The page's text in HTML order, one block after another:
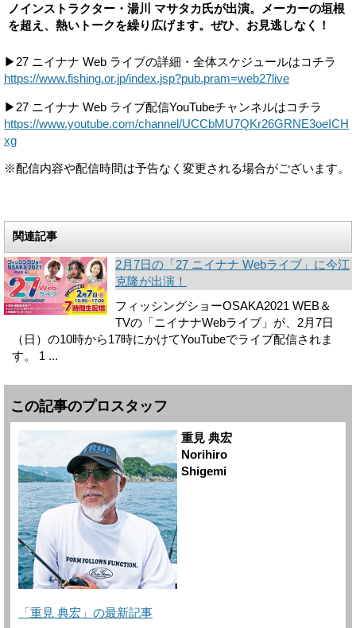
ノインストラクター・湯川 マサタカ氏が出演。メーカーの垣根
を超え、熱いトークを繰り広げます。ぜひ、お見逃しなく！
▶27 ニイナナ Web ライブの詳細・全体スケジュールはコチラ
https://www.fishing.or.jp/index.jsp?pub.pram=web27live
▶27 ニイナナ Web ライブ配信YouTubeチャンネルはコチラ
https://www.youtube.com/channel/UCCbMU7QKr26GRNE3oeICH
xg
※配信内容や配信時間は予告なく変更される場合がございます。
関連記事
2月7日の「27 ニイナナ Webライブ」に今江
克隆が出演！
フィッシングショーOSAKA2021 WEB＆
TVの「ニイナナWebライブ」が、2月7日
（日）の10時から17時にかけてYouTubeでライブ配信されま
す。 1 ...
この記事のプロスタッフ
重見 典宏
Norihiro
Shigemi
「重見 典宏」の最新記事